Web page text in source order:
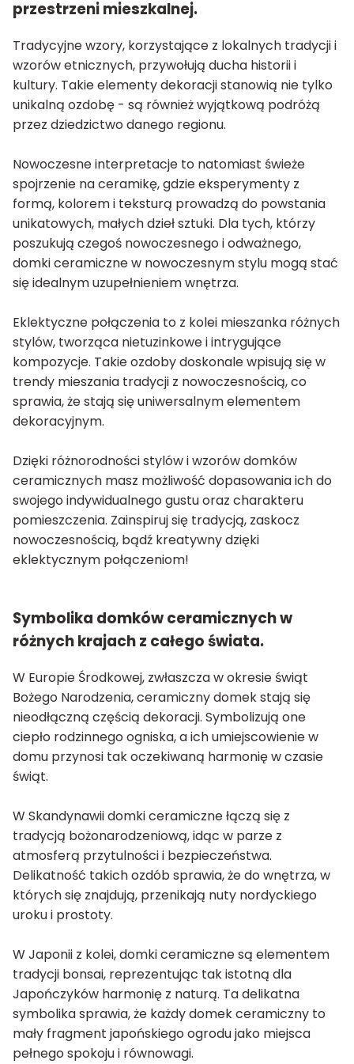
przestrzeni mieszkalnej.
Tradycyjne wzory, korzystające z lokalnych tradycji i
wzorów etnicznych, przywołują ducha historii i
kultury. Takie elementy dekoracji stanowią nie tylko
unikalną ozdobę - są również wyjątkową podróżą
przez dziedzictwo danego regionu.
Nowoczesne interpretacje to natomiast świeże
spojrzenie na ceramikę, gdzie eksperymenty z
formą, kolorem i teksturą prowadzą do powstania
unikatowych, małych dzieł sztuki. Dla tych, którzy
poszukują czegoś nowoczesnego i odważnego,
domki ceramiczne w nowoczesnym stylu mogą stać
się idealnym uzupełnieniem wnętrza.
Eklektyczne połączenia to z kolei mieszanka różnych
stylów, tworząca nietuzinkowe i intrygujące
kompozycje. Takie ozdoby doskonale wpisują się w
trendy mieszania tradycji z nowoczesnością, co
sprawia, że stają się uniwersalnym elementem
dekoracyjnym.
Dzięki różnorodności stylów i wzorów domków
ceramicznych masz możliwość dopasowania ich do
swojego indywidualnego gustu oraz charakteru
pomieszczenia. Zainspiruj się tradycją, zaskocz
nowoczesnością, bądź kreatywny dzięki
eklektycznym połączeniom!
Symbolika domków ceramicznych w
różnych krajach z całego świata.
W Europie Środkowej, zwłaszcza w okresie świąt
Bożego Narodzenia, ceramiczny domek stają się
nieodłączną częścią dekoracji. Symbolizują one
ciepło rodzinnego ogniska, a ich umiejscowienie w
domu przynosi tak oczekiwaną harmonię w czasie
świąt.
W Skandynawii domki ceramiczne łączą się z
tradycją bożonarodzeniową, idąc w parze z
atmosferą przytulności i bezpieczeństwa.
Delikatność takich ozdób sprawia, że do wnętrza, w
których się znajdują, przenikają nuty nordyckiego
uroku i prostoty.
W Japonii z kolei, domki ceramiczne są elementem
tradycji bonsai, reprezentując tak istotną dla
Japończyków harmonię z naturą. Ta delikatna
symbolika sprawia, że każdy domek ceramiczny to
mały fragment japońskiego ogrodu jako miejsca
pełnego spokoju i równowagi.